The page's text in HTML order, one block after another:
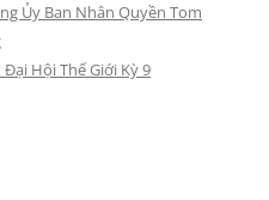
Ủy Ban Nhân Quyền Tom
Hội Thế Giới Kỳ 9